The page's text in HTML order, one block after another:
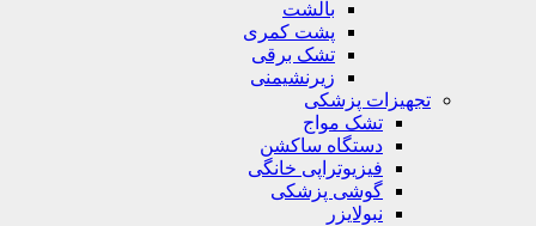
بالشت
پشت کمری
تشک برقی
زیرنشیمنی
تجهیزات پزشکی
تشک مواج
دستگاه ساکشن
فیزیوتراپی خانگی
گوشی پزشکی
نبولایزر